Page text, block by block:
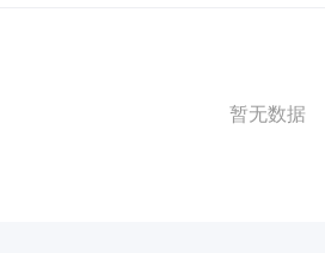
暂无数据